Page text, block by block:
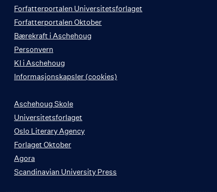
Forfatterportalen Universitetsforlaget
Forfatterportalen Oktober
Bærekraft i Aschehoug
Personvern
KI i Aschehoug
Informasjonskapsler (cookies)
Aschehoug Skole
Universitetsforlaget
Oslo Literary Agency
Forlaget Oktober
Agora
Scandinavian University Press